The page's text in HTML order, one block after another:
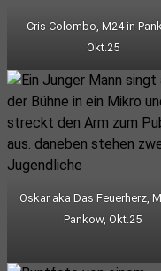
Cris Colombo, M24 in
Okt.25
Oskar aka Das Feuerherz,
Pankow, Okt.25